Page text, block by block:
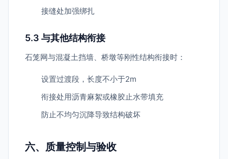
接缝处加强绑扎
5.3 与其他结构衔接
石笼网与混凝土挡墙、桥墩等刚性结构衔接时：
设置过渡段，长度不小于2m
衔接处用沥青麻絮或橡胶止水带填充
防止不均匀沉降导致结构破坏
六、质量控制与验收